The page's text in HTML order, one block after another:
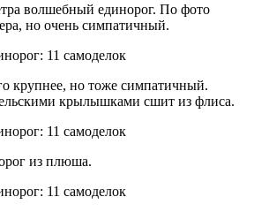
волшебный единорог. По фото
но очень симпатичный.
крупнее, но тоже симпатичный.
крылышками сшит из флиса.
из плюша.